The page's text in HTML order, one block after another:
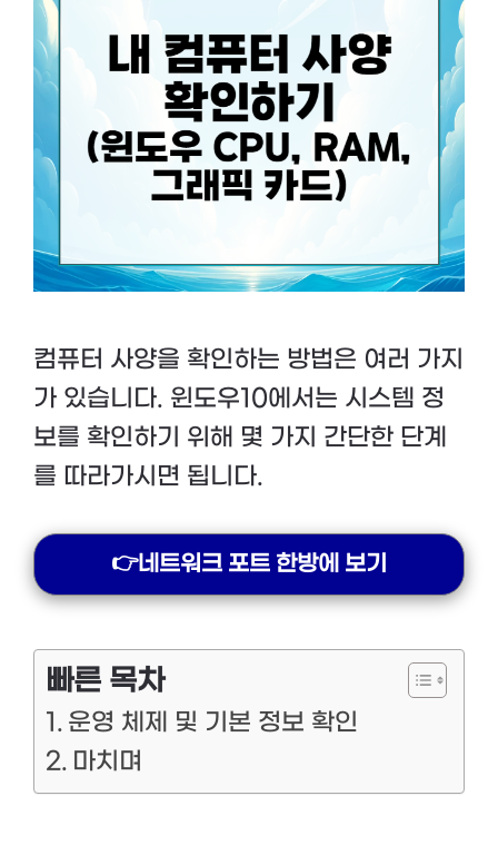
컴퓨터 사양을 확인하는 방법은 여러 가지
가 있습니다. 윈도우10에서는 시스템 정
보를 확인하기 위해 몇 가지 간단한 단계
를 따라가시면 됩니다.
👉네트워크 포트 한방에 보기
빠른 목차
운영 체제 및 기본 정보 확인
마치며